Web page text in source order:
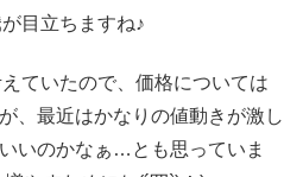
目立ちますね♪
ていたので、価格については
、最近はかなりの値動きが激し
いのかなぁ…とも思っていま